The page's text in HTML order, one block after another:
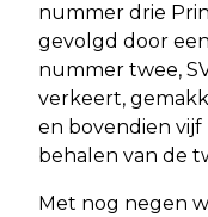
nummer drie
gevolgd door
nummer twee,
verkeert,
en bovendien
behalen van de
Met nog negen